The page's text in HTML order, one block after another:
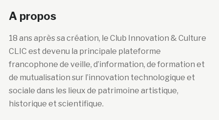
A propos
18 ans après sa création, le Club Innovation & Culture
CLIC est devenu la principale plateforme
francophone de veille, d’information, de formation et
de mutualisation sur l’innovation technologique et
sociale dans les lieux de patrimoine artistique,
historique et scientifique.